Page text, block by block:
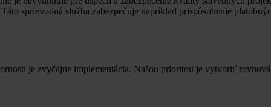
sprievodná služba zabezpečuje napríklad prispôsobenie
je zvyčajne implementácia. Našou prioritou je vytvoriť